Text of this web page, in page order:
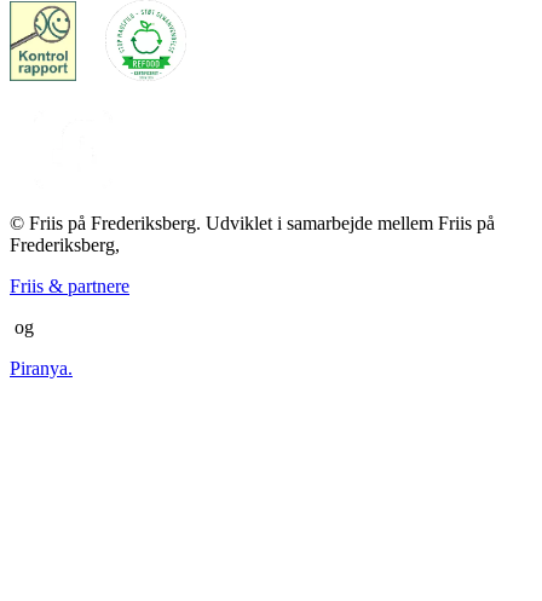
© Friis på Frederiksberg. Udviklet i samarbejde mellem Friis på
Frederiksberg,
Friis & partnere
og
Piranya.